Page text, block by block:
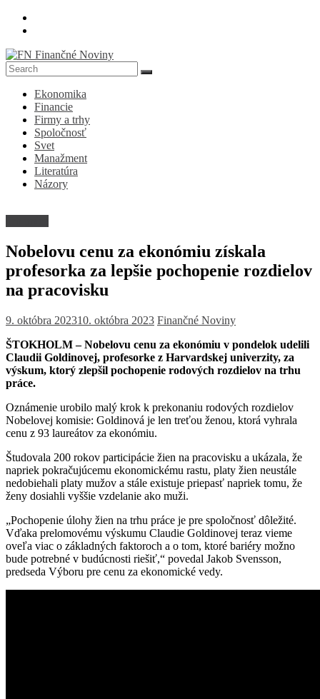
Skip
FN
Finančné
Noviny
Denník
ekonomike
spoločnosti
Ekonomika
Financie
Firmy a trhy
Spoločnosť
Svet
Manažment
Literatúra
Názory
Nobelovu cenu za ekonómiu získala
profesorka za lepšie pochopenie rozdielov
na pracovisku
9. októbra 202310. októbra 2023 Finančné Noviny
ŠTOKHOLM – Nobelovu cenu za ekonómiu v pondelok udelili
Claudii Goldinovej, profesorke z Harvardskej univerzity, za
výskum, ktorý zlepšil pochopenie rodových rozdielov na trhu
práce.
Oznámenie urobilo malý krok k prekonaniu rodových rozdielov
Nobelovej komisie: Goldinová je len treťou ženou, ktorá vyhrala
cenu z 93 laureátov za ekonómiu.
Študovala 200 rokov participácie žien na pracovisku a ukázala, že
napriek pokračujúcemu ekonomickému rastu, platy žien neustále
nedobiehali platy mužov a stále existuje priepasť napriek tomu, že
ženy dosiahli vyššie vzdelanie ako muži.
„Pochopenie úlohy žien na trhu práce je pre spoločnosť dôležité.
Vďaka prelomovému výskumu Claudie Goldinovej teraz vieme
oveľa viac o základných faktoroch a o tom, ktoré bariéry možno
bude potrebné v budúcnosti riešiť,“ povedal Jakob Svensson,
predseda Výboru pre cenu za ekonomické vedy.